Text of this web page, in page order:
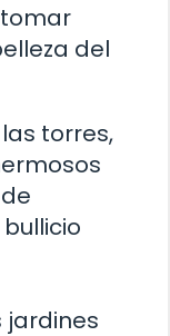
del
torres,
jardines